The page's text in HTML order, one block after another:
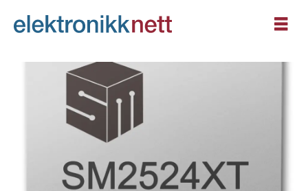
Tag:
silicon
motion